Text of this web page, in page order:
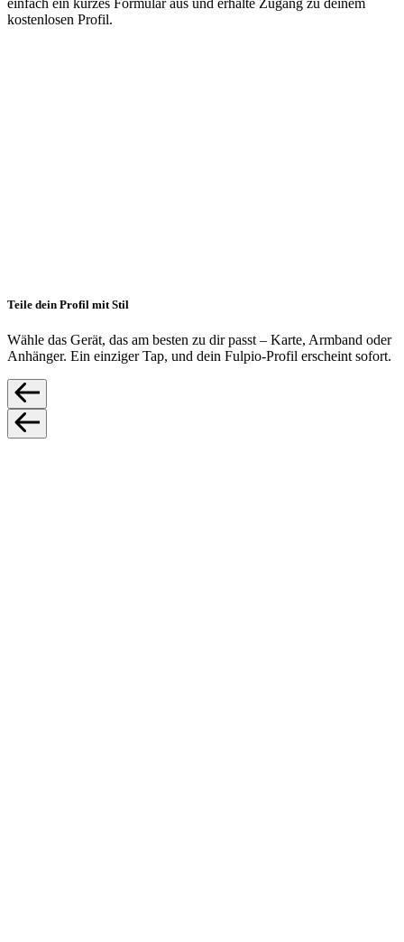
einfach ein kurzes Formular aus und erhalte Zugang zu deinem
kostenlosen Profil.
Teile dein Profil mit Stil
Wähle das Gerät, das am besten zu dir passt – Karte, Armband oder
Anhänger. Ein einziger Tap, und dein Fulpio-Profil erscheint sofort.